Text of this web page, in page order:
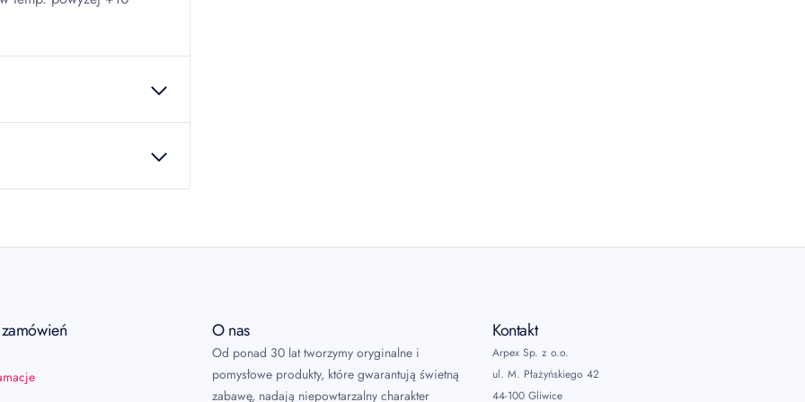
O nas
Od ponad 30 lat tworzymy oryginalne i
pomysłowe produkty, które gwarantują świetną
zabawę, nadają niepowtarzalny charakter
Kontakt
Arpex Sp. z o.o.
ul. M. Płażyńskiego 42
44-100 Gliwice